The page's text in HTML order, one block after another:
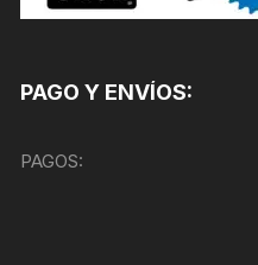
PAGO Y ENVÍOS:
PAGOS: